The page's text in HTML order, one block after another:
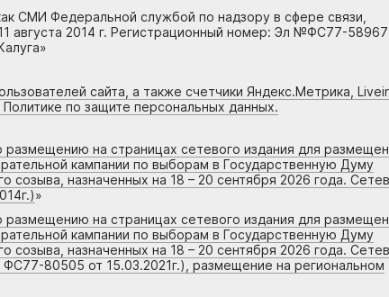
СМИ Федеральной службой по надзору в сфере связи,
августа 2014 г. Регистрационный номер: Эл №ФС77-58967
сайта, а также счетчики Яндекс.Метрика,
по защите персональных данных.
на страницах сетевого издания для
кампании по выборам в Государственную Думу
назначенных на 18 – 20 сентября 2026 года.
»
на страницах сетевого издания для
кампании по выборам в Государственную Думу
назначенных на 18 – 20 сентября 2026 года.
80505 от 15.03.2021г.), размещение на региональном